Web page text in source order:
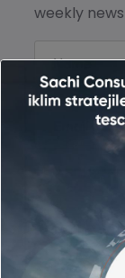
weekly news